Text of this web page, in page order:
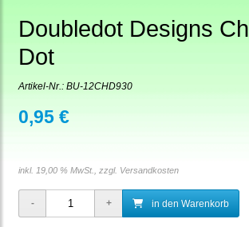
Doubledot Designs
Dot
Artikel-Nr.: BU-12CHD930
0,95 €
inkl. 19,00 % MwSt., zzgl. Versandkosten
in den Warenkorb